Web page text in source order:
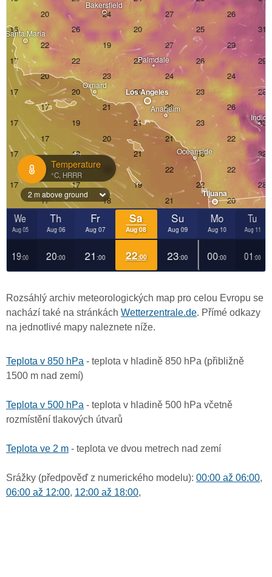
Rozsáhlý archiv meteorologických map pro celou Evropu se
nachází také na stránkách Wetterzentrale.de. Přímé odkazy
na jednotlivé mapy naleznete níže.
Teplota v 850 hPa - teplota v hladině 850 hPa (přibližně
1500 m nad zemí)
Teplota v 500 hPa - teplota v hladině 500 hPa včetně
rozmístění tlakových útvarů
Teplota ve 2 m - teplota ve dvou metrech nad zemí
Srážky (předpověď z numerického modelu): 00:00 až 06:00,
06:00 až 12:00, 12:00 až 18:00,